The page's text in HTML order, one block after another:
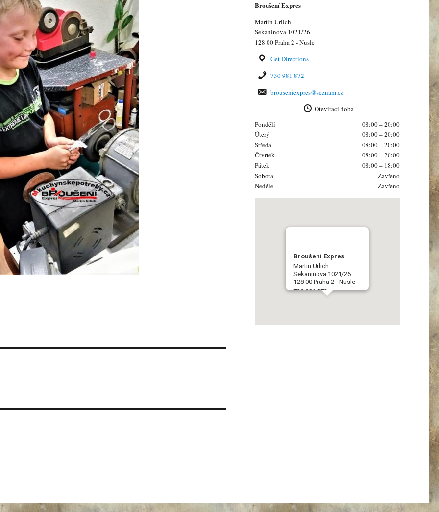
Broušení Expres
Martin Urlich
Sekaninova 1021/26
128 00 Praha 2 - Nusle
Get Directions
730 981 872
brouseniexpres@seznam.cz
Otevírací doba
Pondělí
08:00 – 20:00
Úterý
08:00 – 20:00
Středa
08:00 – 20:00
Čtvrtek
08:00 – 20:00
Pátek
08:00 – 18:00
Sobota
Zavřeno
Neděle
Zavřeno
Broušení Expres
Martin Urlich
Sekaninova 1021/26
128 00 Praha 2 - Nusle
730 981 872